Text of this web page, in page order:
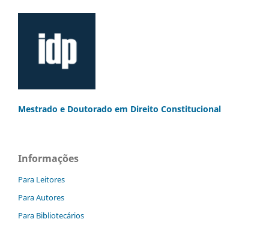
Mestrado e Doutorado em Direito Constitucional
Informações
Para Leitores
Para Autores
Para Bibliotecários